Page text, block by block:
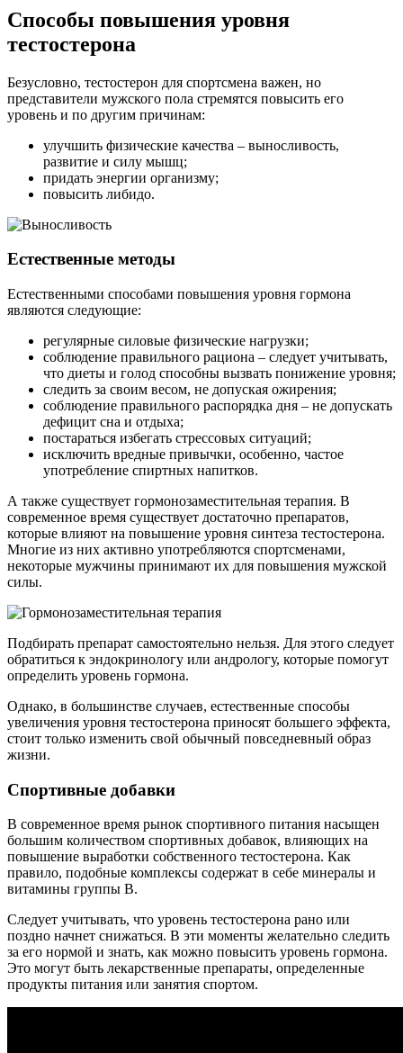
Способы повышения уровня
тестостерона
Безусловно, тестостерон для спортсмена важен, но
представители мужского пола стремятся повысить его
уровень и по другим причинам:
улучшить физические качества – выносливость,
развитие и силу мышц;
придать энергии организму;
повысить либидо.
Естественные методы
Естественными способами повышения уровня гормона
являются следующие:
регулярные силовые физические нагрузки;
соблюдение правильного рациона – следует учитывать,
что диеты и голод способны вызвать понижение уровня;
следить за своим весом, не допуская ожирения;
соблюдение правильного распорядка дня – не допускать
дефицит сна и отдыха;
постараться избегать стрессовых ситуаций;
исключить вредные привычки, особенно, частое
употребление спиртных напитков.
А также существует гормонозаместительная терапия. В
современное время существует достаточно препаратов,
которые влияют на повышение уровня синтеза тестостерона.
Многие из них активно употребляются спортсменами,
некоторые мужчины принимают их для повышения мужской
силы.
Подбирать препарат самостоятельно нельзя. Для этого следует
обратиться к эндокринологу или андрологу, которые помогут
определить уровень гормона.
Однако, в большинстве случаев, естественные способы
увеличения уровня тестостерона приносят большего эффекта,
стоит только изменить свой обычный повседневный образ
жизни.
Спортивные добавки
В современное время рынок спортивного питания насыщен
большим количеством спортивных добавок, влияющих на
повышение выработки собственного тестостерона. Как
правило, подобные комплексы содержат в себе минералы и
витамины группы B.
Следует учитывать, что уровень тестостерона рано или
поздно начнет снижаться. В эти моменты желательно следить
за его нормой и знать, как можно повысить уровень гормона.
Это могут быть лекарственные препараты, определенные
продукты питания или занятия спортом.